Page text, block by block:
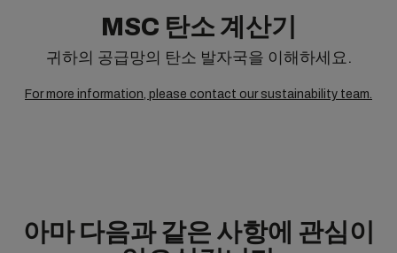
MSC 탄소 계산기
귀하의 공급망의 탄소 발자국을 이해하세요.
For more information, please contact our sustainability team.
아마 다음과 같은 사항에 관심이